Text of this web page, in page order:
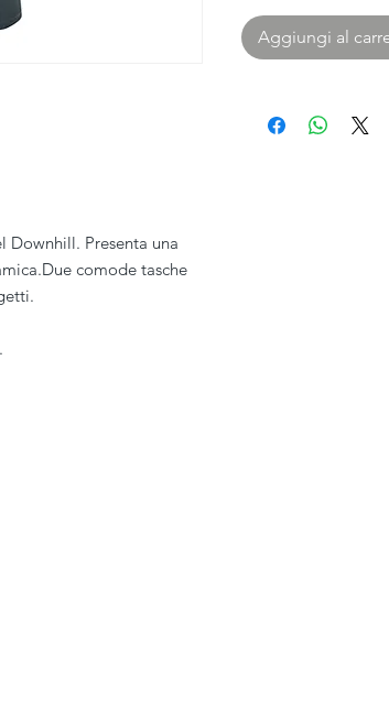
Presenta una
comode tasche
Aggiungi al